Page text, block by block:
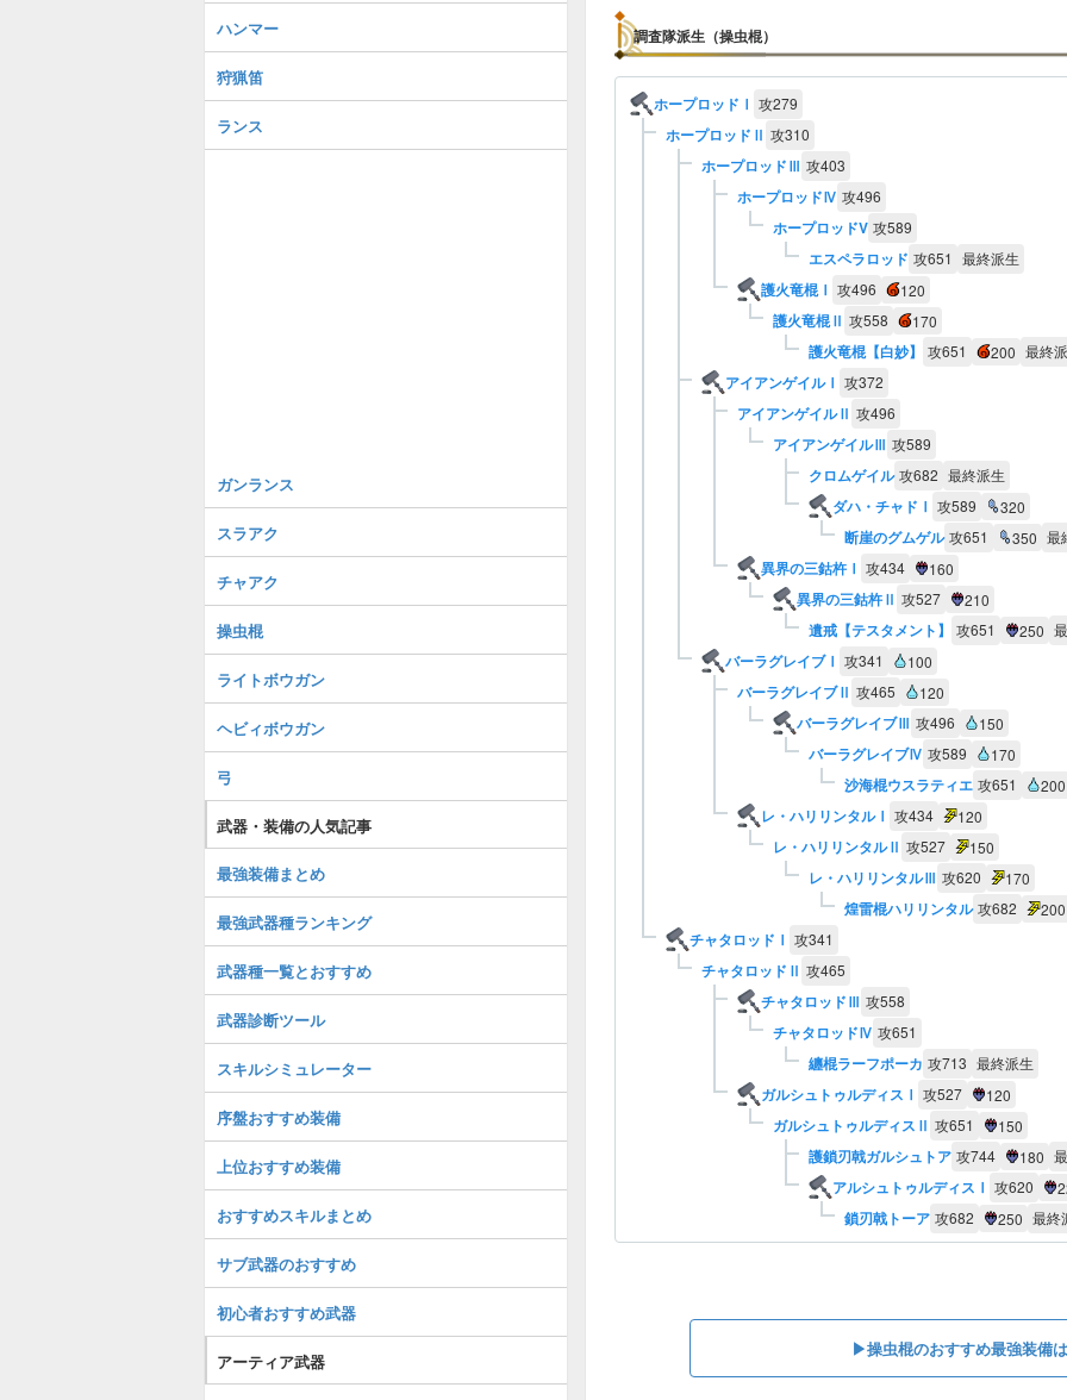
調査隊派生（操虫棍）
ホープロッドⅠ 攻279
ホープロッドⅡ 攻310
ホープロッドⅢ 攻403
ホープロッドⅣ 攻496
ホープロッドV 攻589
エスペラロッド 攻651 最終派生
護火竜棍Ⅰ 攻496 120
護火竜棍Ⅱ 攻558 170
護火竜棍【白妙】 攻651 200 最終
アイアンゲイルⅠ 攻372
アイアンゲイルⅡ 攻496
アイアンゲイルⅢ 攻589
クロムゲイル 攻682 最終派生
ダハ・チャドⅠ 攻589 320
断崖のグムゲル 攻651 350 最
異界の三鈷杵Ⅰ 攻434 160
異界の三鈷杵Ⅱ 攻527 210
遺戒【テスタメント】 攻651 250
バーラグレイブⅠ 攻341 100
バーラグレイブⅡ 攻465 120
バーラグレイブⅢ 攻496 150
バーラグレイブⅣ 攻589 170
沙海棍ウスラティエ 攻651 200
レ・ハリリンタルⅠ 攻434 120
レ・ハリリンタルⅡ 攻527 150
レ・ハリリンタルⅢ 攻620 170
煌雷棍ハリリンタル 攻682 200
チャタロッドⅠ 攻341
チャタロッドⅡ 攻465
チャタロッドⅢ 攻558
チャタロッドⅣ 攻651
纏棍ラーフポーカ 攻713 最終派生
ガルシュトゥルディスⅠ 攻527 120
ガルシュトゥルディスⅡ 攻651 150
護鎖刃戟ガルシュトア 攻744 180
アルシュトゥルディスⅠ 攻620
鎖刃戟トーア 攻682 250 最終
▶︎操虫棍のおすすめ最強装備
ハンマー
狩猟笛
ランス
ガンランス
スラアク
チャアク
操虫棍
ライトボウガン
ヘビィボウガン
弓
武器・装備の人気記事
最強装備まとめ
最強武器種ランキング
武器種一覧とおすすめ
武器診断ツール
スキルシミュレーター
序盤おすすめ装備
上位おすすめ装備
おすすめスキルまとめ
サブ武器のおすすめ
初心者おすすめ武器
アーティア武器